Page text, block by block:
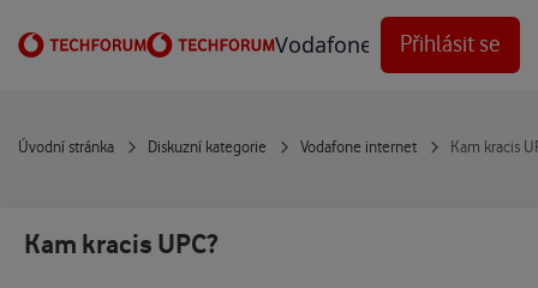
Vodafone Techforum
Přihlásit se
Úvodní stránka Diskuzní kategorie Vodafone internet Kam kracis
Kam kracis UPC?